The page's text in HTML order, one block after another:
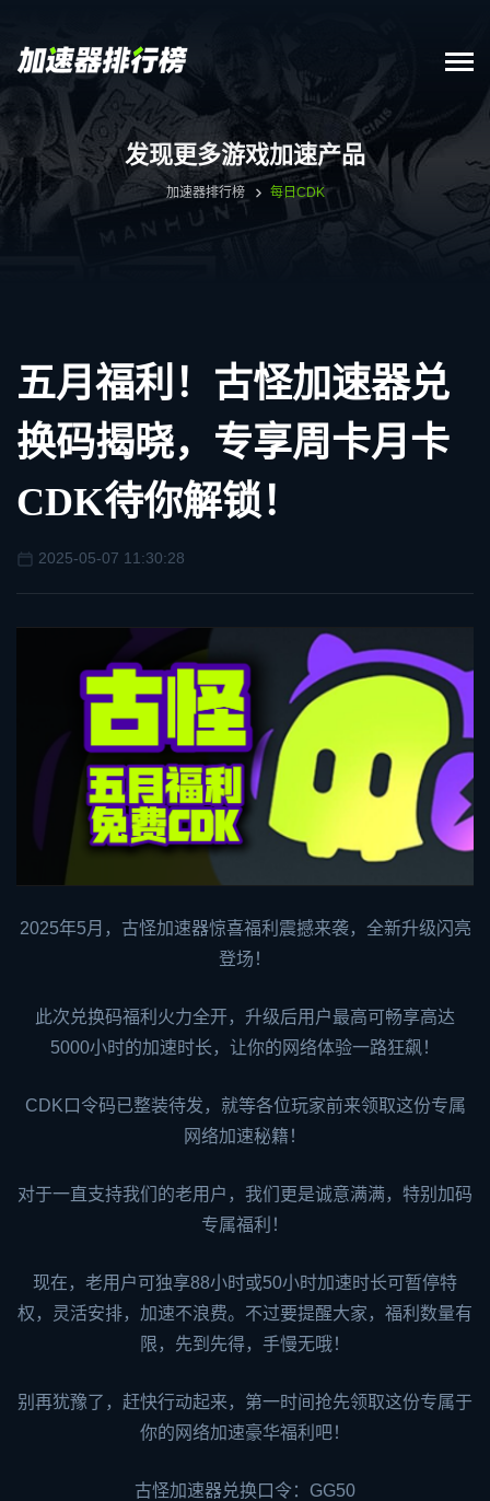
发现更多游戏加速产品
加速器排行榜 每日CDK
五月福利！古怪加速器兑
换码揭晓，专享周卡月卡
CDK待你解锁！
2025-05-07 11:30:28
2025年5月， 古怪加速器惊喜福利震撼来袭，全新升级闪亮
登场！
此次兑换码福利火力全开，升级后用户最高可畅享高达
5000小时的加速时长，让你的网络体验一路狂飙！
CDK口令码已整装待发，就等各位玩家前来领取这份专属
网络加速秘籍！
对于一直支持我们的老用户，我们更是诚意满满，特别加码
专属福利！
现在，老用户可独享88小时或50小时加速时长可暂停特
权，灵活安排，加速不浪费。不过要提醒大家，福利数量有
限，先到先得，手慢无哦！
别再犹豫了，赶快行动起来，第一时间抢先领取这份专属于
你的网络加速豪华福利吧！
古怪加速器兑换口令：GG50